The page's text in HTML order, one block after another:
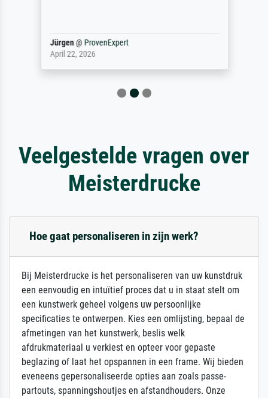
Jürgen@ ProvenExpert
April 22, 2026
Veelgestelde vragen over
Meisterdrucke
Hoe gaat personaliseren in zijn werk?
Bij Meisterdrucke is het personaliseren van uw kunstdruk
een eenvoudig en intuïtief proces dat u in staat stelt om
een kunstwerk geheel volgens uw persoonlijke
specificaties te ontwerpen. Kies een omlijsting, bepaal de
afmetingen van het kunstwerk, beslis welk
afdrukmateriaal u verkiest en opteer voor gepaste
beglazing of laat het opspannen in een frame. Wij bieden
eveneens gepersonaliseerde opties aan zoals passe-
partouts, spanningshoutjes en afstandhouders. Onze